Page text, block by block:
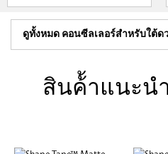
และสิทธิะิเศษอี
มากมาย!
ดูทั้งหมด คอนซีลเลอร์สำหรับใต้ด
สินค้้าแนะน